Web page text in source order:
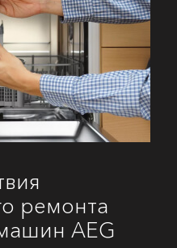
ремонта
AEG